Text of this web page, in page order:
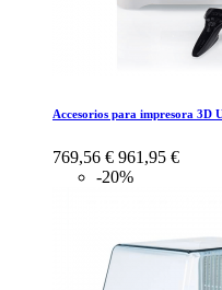
Accesorios para impresora 3D
769,56 € 961,95 €
-20%